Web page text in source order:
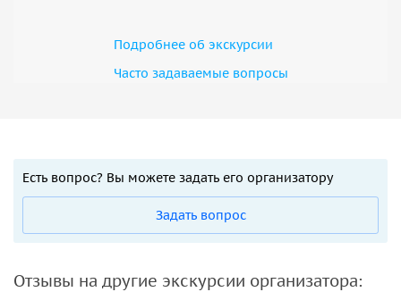
Подробнее об экскурсии
Часто задаваемые вопросы
Есть вопрос? Вы можете задать его организатору
Задать вопрос
Отзывы на другие экскурсии организатора: